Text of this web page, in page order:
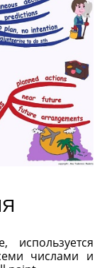
числами и